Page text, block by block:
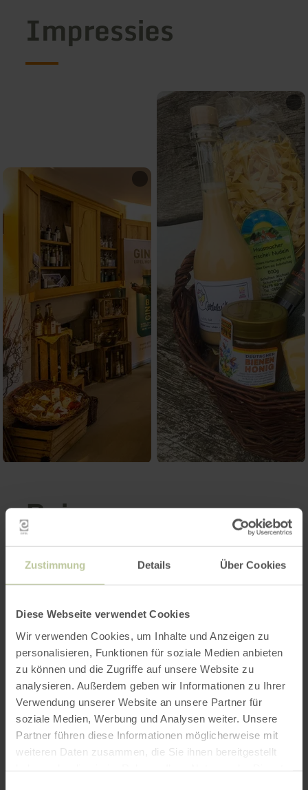
Zustimmung Details Über Cookies
Diese Webseite verwendet Cookies
Wir verwenden Cookies, um Inhalte und Anzeigen zu
personalisieren, Funktionen für soziale Medien anbieten
zu können und die Zugriffe auf unsere Website zu
analysieren. Außerdem geben wir Informationen zu Ihrer
Verwendung unserer Website an unsere Partner für
soziale Medien, Werbung und Analysen weiter. Unsere
Partner führen diese Informationen möglicherweise mit
weiteren Daten zusammen, die Sie ihnen bereitgestellt
Impressies
Reizen-voor-
iedereen-
informatie
Cognitieve beperking
Slechthorenden/doven
Slechtzienden / blinden
Beperkte mobiliteit